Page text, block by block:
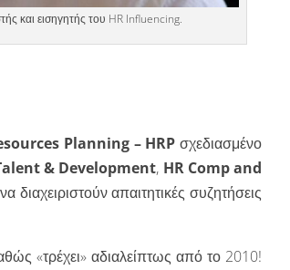
και εισηγητής του HR Influencing.
Planning – HRP σχεδιασμένο
& Development, HR Comp and
διαχειριστούν απαιτητικές συζητήσεις
«τρέχει» αδιαλείπτως από το 2010!